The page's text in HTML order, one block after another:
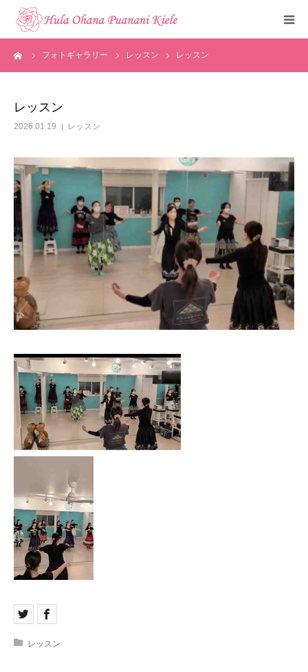
フォトギャラリー レッスン レッスン
レッスン
2026.01.19 レッスン
レッスン
トップ
メディア掲載
フォトギャラリー
お知らせ
お問い合わせ